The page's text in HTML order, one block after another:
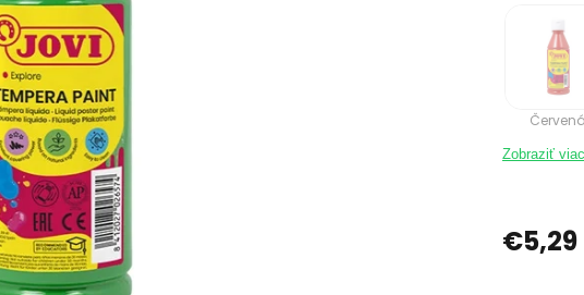
Zobraziť viac
€5,29